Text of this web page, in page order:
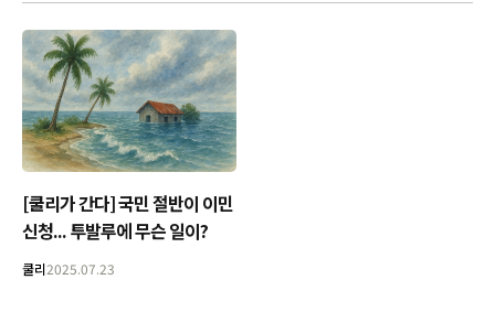
[쿨리가 간다] 국민 절반이 이민
신청... 투발루에 무슨 일이?
쿨리2025.07.23